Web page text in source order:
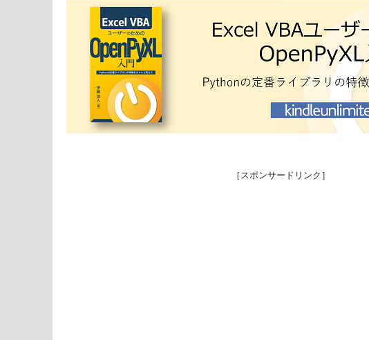
［スポンサードリンク］